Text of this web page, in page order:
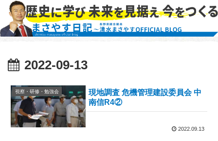
2022-09-13
視察・研修・勉強会
現地調査 危機管理建設委員会 中
南信R4②
2022.09.13